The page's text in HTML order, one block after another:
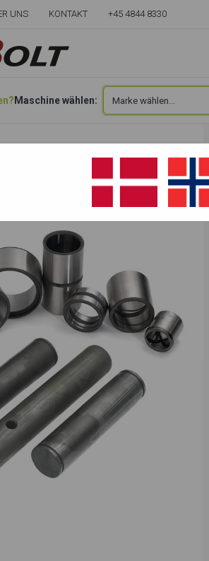
UNS KONTAKT +45 4844 8330
Maschine wählen: